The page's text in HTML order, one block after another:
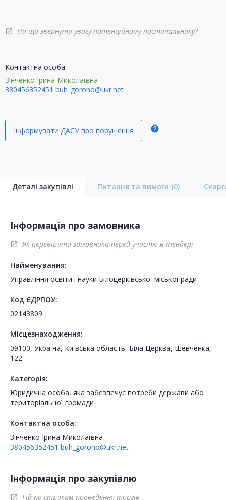
open_in_new На що звернути увагу потенційному постачальнику?
Контактна особа
Зінченко Ірина Миколаївна
380456352451 buh_gorono@ukr.net
Інформувати ДАСУ про порушення help
Деталі закупівлі Питання та вимоги (0)
Інформація про замовника
open_in_new Як перевірити замовника перед участю в тендері
Найменування:
Управління освіти і науки Білоцерківської міської ради
Код ЄДРПОУ:
02143809
Місцезнаходження:
09100, Україна, Київська область, Біла Церква, Шевченка,
122
Категорія:
Юридична особа, яка забезпечує потреби держави або
територіальної громади
Контактна особа:
Зінченко Ірина Миколаївна
380456352451 buh_gorono@ukr.net
Інформація про закупівлю
open_in_new Гід по строкам проведення торгів